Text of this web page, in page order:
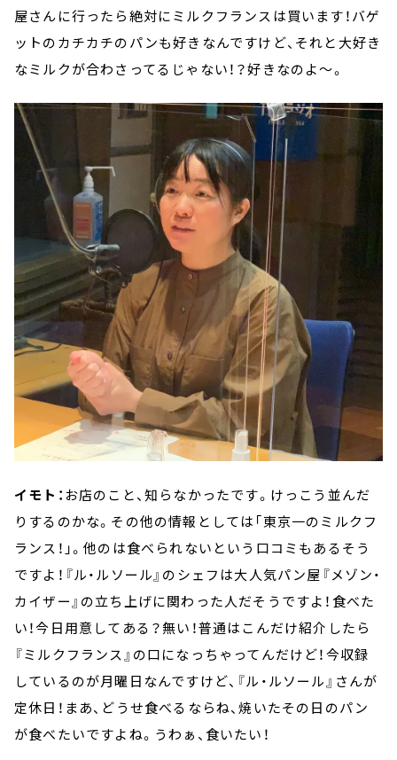
屋さんに行ったら絶対にミルクフランスは買います！バゲ
ットのカチカチのパンも好きなんですけど、それと大好き
なミルクが合わさってるじゃない！？好きなのよ～。
イモト： お店のこと、知らなかったです。けっこう並んだ
りするのかな。その他の情報としては「東京一のミルクフ
ランス！」。他のは食べられないという口コミもあるそう
ですよ！『ル・ルソール』のシェフは大人気パン屋『メゾン・
カイザー』の立ち上げに関わった人だそうですよ！食べた
い！今日用意してある？無い！普通はこんだけ紹介したら
『ミルクフランス』の口になっちゃってんだけど！今収録
しているのが月曜日なんですけど、『ル・ルソール』さんが
定休日！まあ、どうせ食べるならね、焼いたその日のパン
が食べたいですよね。うわぁ、食いたい！